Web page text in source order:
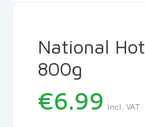
National
800g
€6.99 Incl. VAT